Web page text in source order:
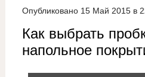
Опубликовано 15 Май 2015 в
Как выбрать
напольное